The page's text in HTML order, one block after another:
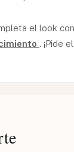
el look
. ¡Pide